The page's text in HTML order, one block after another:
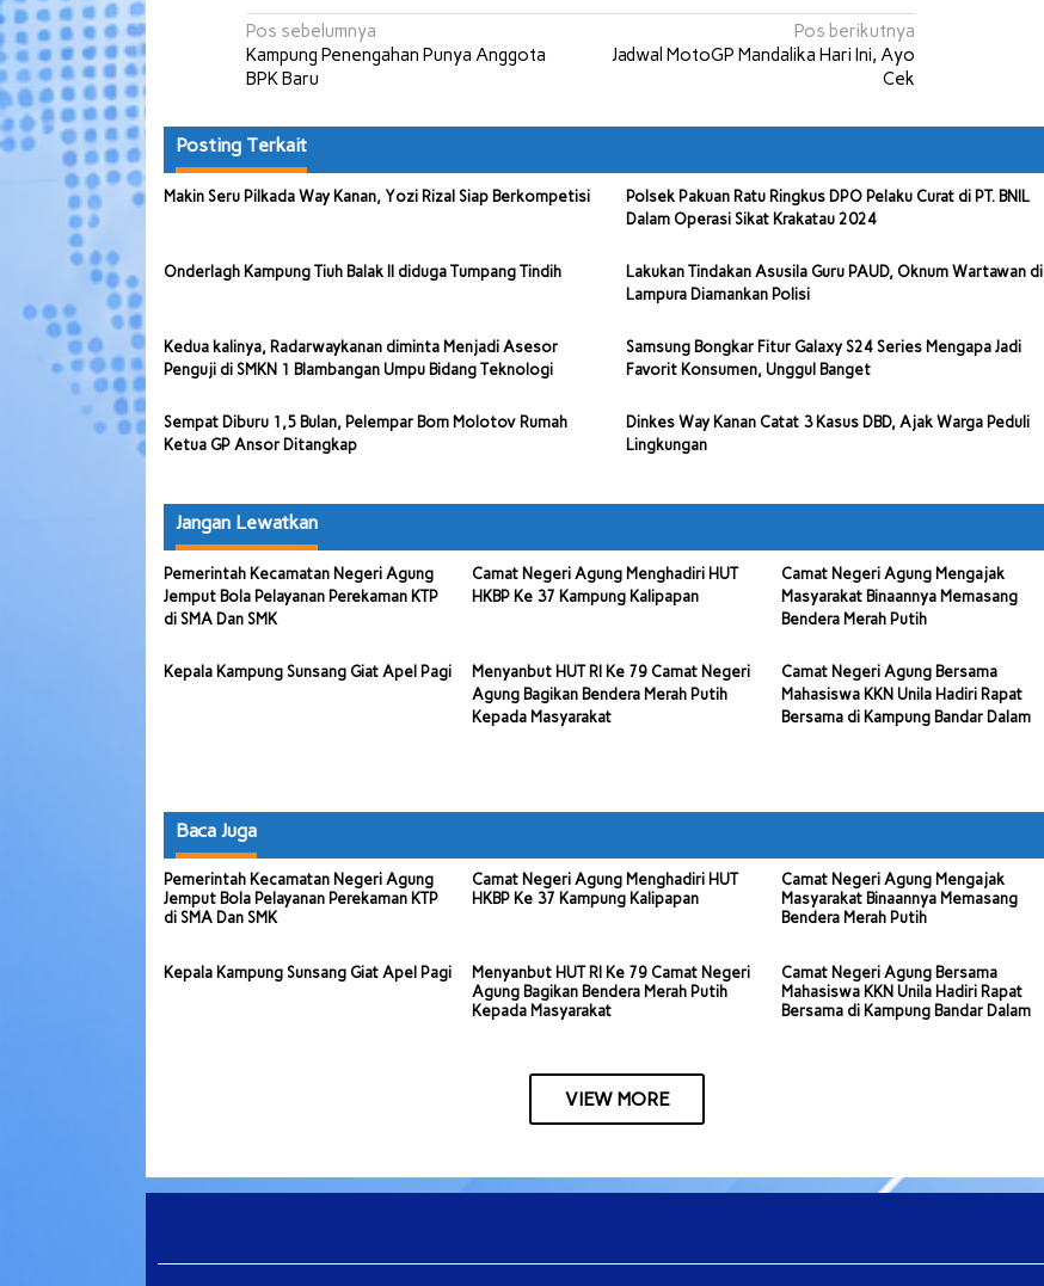
Navigasi
pos
Pos sebelumnya
Kampung Penengahan Punya Anggota
BPK Baru
Pos berikutnya
Jadwal MotoGP Mandalika Hari Ini, Ayo
Cek
Posting Terkait
Makin Seru Pilkada Way Kanan, Yozi Rizal Siap Berkompetisi
Polsek Pakuan Ratu Ringkus DPO Pelaku Curat di PT. BNIL
Dalam Operasi Sikat Krakatau 2024
Onderlagh Kampung Tiuh Balak II diduga Tumpang Tindih
Lakukan Tindakan Asusila Guru PAUD, Oknum Wartawan di
Lampura Diamankan Polisi
Kedua kalinya, Radarwaykanan diminta Menjadi Asesor
Penguji di SMKN 1 Blambangan Umpu Bidang Teknologi
Samsung Bongkar Fitur Galaxy S24 Series Mengapa Jadi
Favorit Konsumen, Unggul Banget
Sempat Diburu 1,5 Bulan, Pelempar Bom Molotov Rumah
Ketua GP Ansor Ditangkap
Dinkes Way Kanan Catat 3 Kasus DBD, Ajak Warga Peduli
Lingkungan
Jangan Lewatkan
Pemerintah Kecamatan Negeri Agung
Jemput Bola Pelayanan Perekaman KTP
di SMA Dan SMK
Camat Negeri Agung Menghadiri HUT
HKBP Ke 37 Kampung Kalipapan
Camat Negeri Agung Mengajak
Masyarakat Binaannya Memasang
Bendera Merah Putih
Kepala Kampung Sunsang Giat Apel Pagi
Menyanbut HUT RI Ke 79 Camat Negeri
Agung Bagikan Bendera Merah Putih
Kepada Masyarakat
Camat Negeri Agung Bersama
Mahasiswa KKN Unila Hadiri Rapat
Bersama di Kampung Bandar Dalam
Baca Juga
Pemerintah Kecamatan Negeri Agung
Jemput Bola Pelayanan Perekaman KTP
di SMA Dan SMK
Camat Negeri Agung Menghadiri HUT
HKBP Ke 37 Kampung Kalipapan
Camat Negeri Agung Mengajak
Masyarakat Binaannya Memasang
Bendera Merah Putih
Kepala Kampung Sunsang Giat Apel Pagi
Menyanbut HUT RI Ke 79 Camat Negeri
Agung Bagikan Bendera Merah Putih
Kepada Masyarakat
Camat Negeri Agung Bersama
Mahasiswa KKN Unila Hadiri Rapat
Bersama di Kampung Bandar Dalam
VIEW MORE